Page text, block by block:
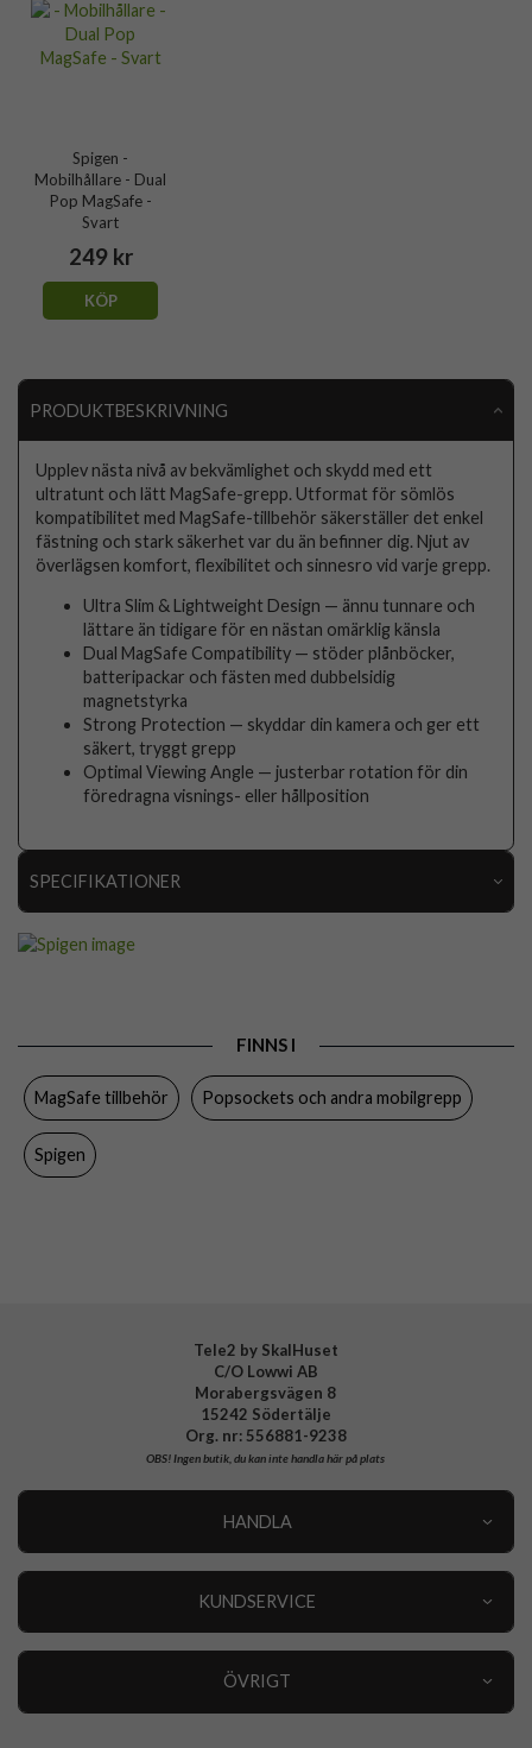
Spigen -
Mobilhållare - Dual
Pop MagSafe -
Svart
249 kr
KÖP
PRODUKTBESKRIVNING
Upplev nästa nivå av bekvämlighet och skydd med ett
ultratunt och lätt MagSafe-grepp. Utformat för sömlös
kompatibilitet med MagSafe-tillbehör säkerställer det enkel
fästning och stark säkerhet var du än befinner dig. Njut av
överlägsen komfort, flexibilitet och sinnesro vid varje grepp.
Ultra Slim & Lightweight Design — ännu tunnare och
lättare än tidigare för en nästan omärklig känsla
Dual MagSafe Compatibility — stöder plånböcker,
batteripackar och fästen med dubbelsidig
magnetstyrka
Strong Protection — skyddar din kamera och ger ett
säkert, tryggt grepp
Optimal Viewing Angle — justerbar rotation för din
föredragna visnings- eller hållposition
SPECIFIKATIONER
Material Hårdplast (PC)
Varumärke
Tillverkarens art nr
FINNS I
MagSafe tillbehör Popsockets och andra mobilgrepp
Spigen
Tele2 by SkalHuset
C/O Lowwi AB
Morabergsvägen 8
15242 Södertälje
Org. nr: 556881-9238
OBS!Ingen butik, du kan inte handla här på plats
HANDLA
KUNDSERVICE
ÖVRIGT